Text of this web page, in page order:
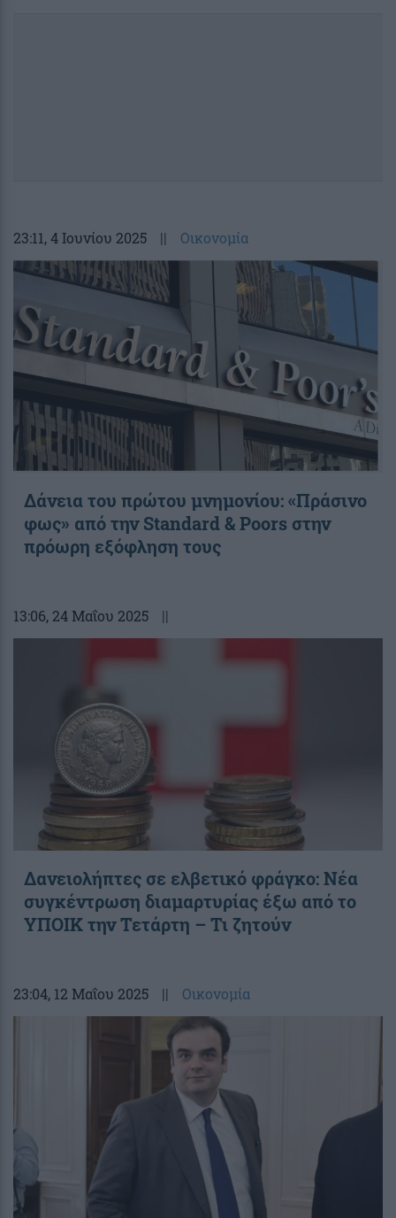
23:11, 4 Ιουνίου 2025 || Οικονομία
Δάνεια του πρώτου μνημονίου: «Πράσινο
φως» από την Standard & Poors στην
πρόωρη εξόφληση τους
13:06, 24 Μαΐου 2025 ||
Δανειολήπτες σε ελβετικό φράγκο: Νέα
συγκέντρωση διαμαρτυρίας έξω από το
ΥΠΟΙΚ την Τετάρτη – Τι ζητούν
23:04, 12 Μαΐου 2025 || Οικονομία